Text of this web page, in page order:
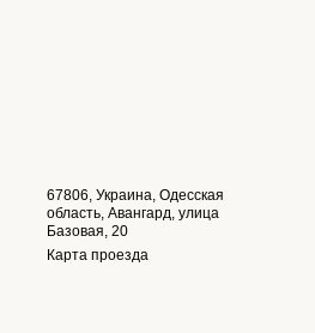
67806, Украина, Одесская
область, Авангард, улица
Базовая, 20
Карта проезда